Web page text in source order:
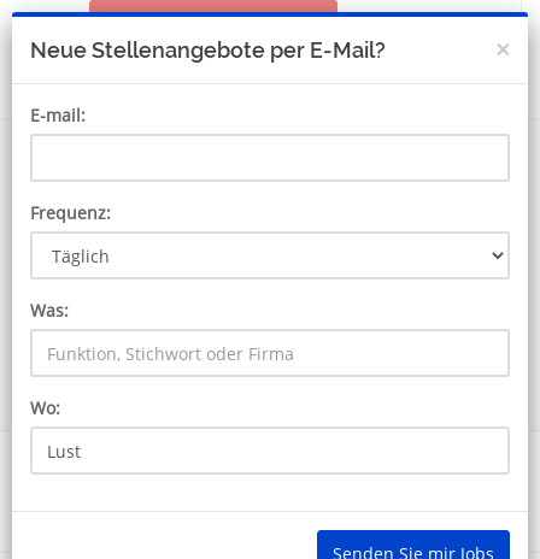
MEIN KONTO
STELLENANZEIGE AUFGEBEN
SUCHE
7886 Jobs in Lust
×
Neue Stellenangebote per E-Mail?
E-mail:
Frequenz:
Was:
Wo:
Senden Sie mir Jobs